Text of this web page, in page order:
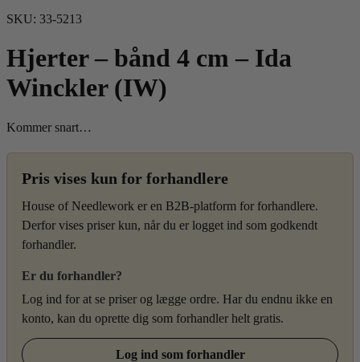
SKU: 33-5213
Hjerter – bånd 4 cm – Ida
Winckler (IW)
Kommer snart…
Pris vises kun for forhandlere
House of Needlework er en B2B-platform for forhandlere.
Derfor vises priser kun, når du er logget ind som godkendt
forhandler.
Er du forhandler?
Log ind for at se priser og lægge ordre. Har du endnu ikke en
konto, kan du oprette dig som forhandler helt gratis.
Log ind som forhandler